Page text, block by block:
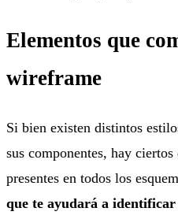
Elementos que
wireframe
Si bien existen distintos
sus componentes, hay
presentes en todos los
que te ayudará a